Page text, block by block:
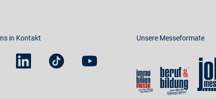
in Kontakt Unsere Messeformate